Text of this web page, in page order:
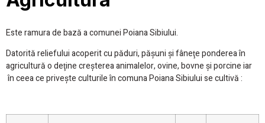
Este ramura de bază a comunei Poiana Sibiului.
Datorită reliefului acoperit cu păduri, păşuni şi fâneţe ponderea în
agricultură o deţine creşterea animalelor, ovine, bovne şi porcine iar
în ceea ce priveşte culturile în comuna Poiana Sibiului se cultivă :